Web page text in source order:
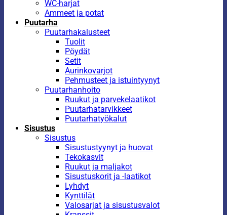
WC-harjat
Ammeet ja potat
Puutarha
Puutarhakalusteet
Tuolit
Pöydät
Setit
Aurinkovarjot
Pehmusteet ja istuintyynyt
Puutarhanhoito
Ruukut ja parvekelaatikot
Puutarhatarvikkeet
Puutarhatyökalut
Sisustus
Sisustus
Sisustustyynyt ja huovat
Tekokasvit
Ruukut ja maljakot
Sisustuskorit ja -laatikot
Lyhdyt
Kynttilät
Valosarjat ja sisustusvalot